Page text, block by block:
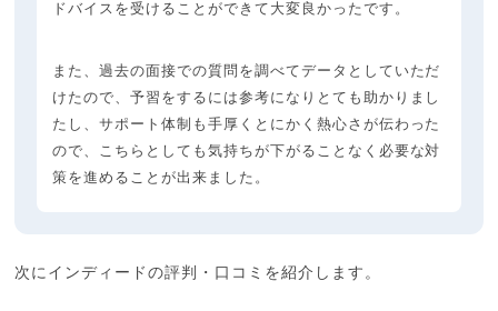
ドバイスを受けることができて大変良かったです。
また、過去の面接での質問を調べてデータとしていただ
けたので、予習をするには参考になりとても助かりまし
たし、サポート体制も手厚くとにかく熱心さが伝わった
ので、こちらとしても気持ちが下がることなく必要な対
策を進めることが出来ました。
次にインディードの評判・口コミを紹介します。